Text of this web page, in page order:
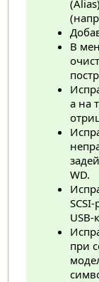
В
а на
WD.
USB-
при